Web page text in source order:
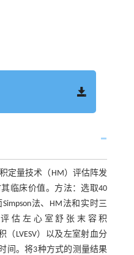
定量技术（HM）评估阵发
临床价值。方法：选取40
法、HM法和实时三
评估左心室舒张末容积
（LVESV）以及左室射血分
间。将3种方式的测量结果